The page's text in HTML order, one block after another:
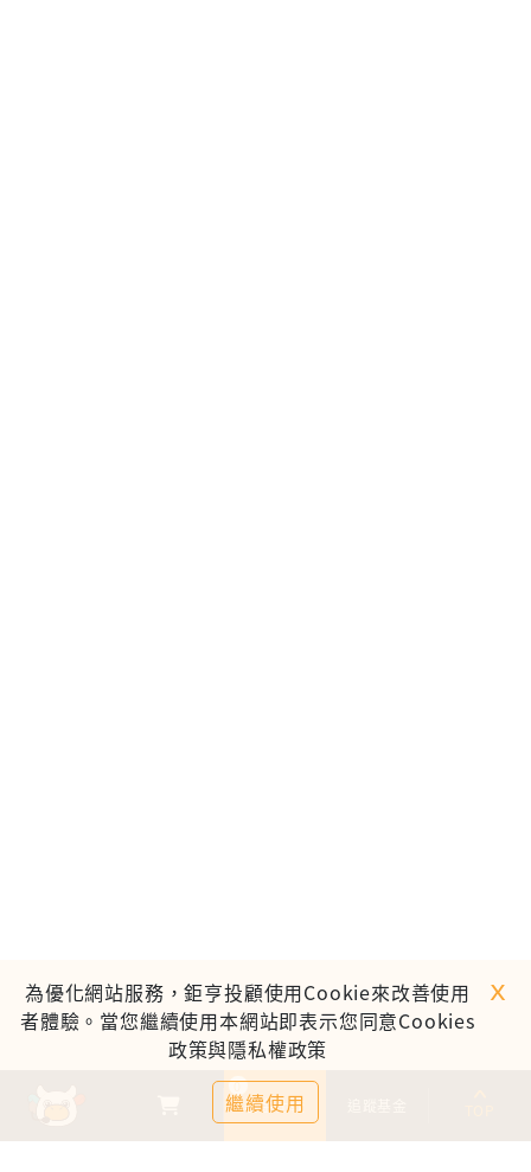
基金比較
0
為優化網站服務，鉅亨投顧使用Cookie來改善使用
者體驗。當您繼續使用本網站即表示您同意Cookies
政策與隱私權政策
繼續使用
ｘ